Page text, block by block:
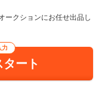
ークションにお任せ出品し
力
ート